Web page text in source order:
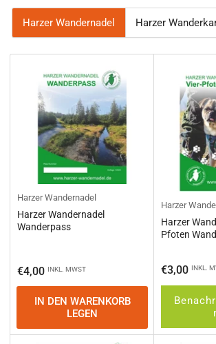
Harzer Wandernadel Harzer
Harzer Wandernadel
Harzer Wandernadel
Wanderpass
Normaler
Preis
€4,00 INKL. MWST
IN DEN WARENKORB
LEGEN
Harzer
Harzer
Pfoten
Normaler
Preis
€3,00 INKL.